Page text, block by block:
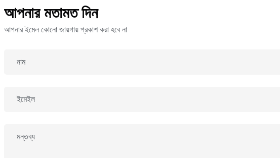
আপনার মতামত দিন
আপনার ইমেল কোনো জায়গায় প্রকাশ করা হবে না